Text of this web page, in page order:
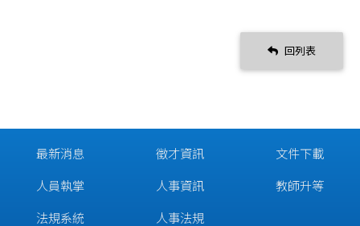
回列表
最新消息
人員執掌
法規系統
徵才資訊
人事資訊
人事法規
文件下載
教師升等